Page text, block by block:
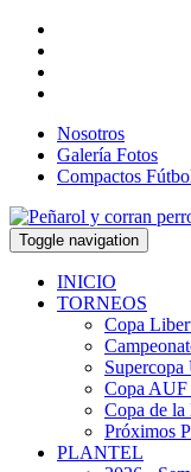
Nosotros
Galería Fotos
Compactos
Toggle navigation
INICIO
TORNEOS
Copa
Supercopa
Copa
Copa de la
Próximos
PLANTEL